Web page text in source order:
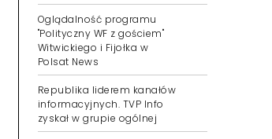
Oglądalność programu
"Polityczny WF z gościem"
Witwickiego i Fijołka w
Polsat News
Republika liderem kanałów
informacyjnych. TVP Info
zyskał w grupie ogólnej